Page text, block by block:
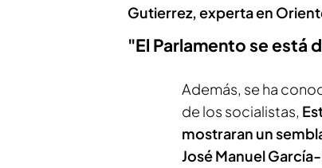
Gutierrez, experta en
"El Parlamento se está
Además, se ha
de los socialistas,
mostraran un
José Manuel